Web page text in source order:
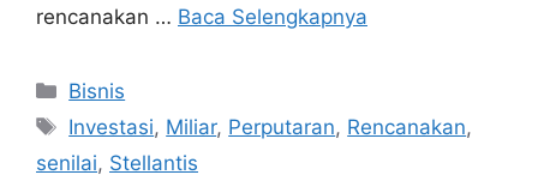
rencanakan … Baca Selengkapnya
Kategori
Bisnis
Tag
Investasi, Miliar, Perputaran, Rencanakan,
senilai, Stellantis